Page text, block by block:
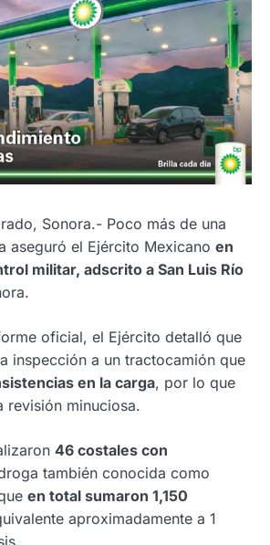
Sonora.- Poco más de una
aseguró el Ejército Mexicano en
militar, adscrito a San Luis Río
oficial, el Ejército detalló que
inspección a un tractocamión que
en la carga, por lo que
revisión minuciosa.
46 costales con
también conocida como
en total sumaron 1,150
aproximadamente a 1